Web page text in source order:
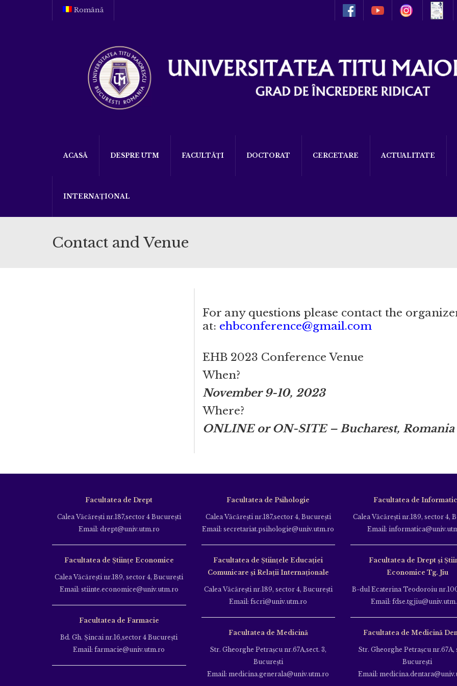
Română
ACASĂ DESPRE UTM FACULTĂȚI DOCTORAT CERCETARE ACTUALITATE
INTERNAȚIONAL
Contact and Venue
For any questions please contact the
at: ehbconference@gmail.com
EHB 2023 Conference Venue
When?
November 9-10, 2023
Where?
ONLINE or ON-SITE – Bucharest, Romania
Facultatea de Drept
Calea Văcăreşti nr.187,sector 4 Bucureşti
Email: drept@univ.utm.ro
Facultatea de Științe Economice
Calea Văcăreşti nr.189, sector 4, Bucureşti
Email: stiinte.economice@univ.utm.ro
Facultatea de Farmacie
Bd. Gh. Şincai nr.16,sector 4 Bucureşti
Email: farmacie@univ.utm.ro
Facultatea de Psihologie
Calea Văcăreşti nr.187,sector 4, Bucureşti
Email: secretariat.psihologie@univ.utm.ro
Facultatea de Ştiinţele Educației
Comunicare și Relații Internaționale
Calea Văcăreşti nr.189, sector 4, Bucureşti
Email: fscri@univ.utm.ro
Facultatea de Medicină
Str. Gheorghe Petraşcu nr.67A,sect. 3,
Bucureşti
Email: medicina.generala@univ.utm.ro
Facultatea de
Calea Văcăreşti nr.189, sector 4,
Email:
Facultatea de Drept și
Economice Tg. Jiu
B-dul Ecaterina Teodoroiu
Email:
Facultatea de Medicină
Str. Gheorghe Petraşcu nr.67A,
Bucureşti
Email: